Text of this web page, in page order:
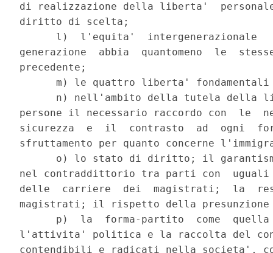
di realizzazione della liberta'
diritto di scelta;
l)  l'equita'  intergenerazionale
generazione  abbia  quantomeno  le
precedente;
m) le quattro liberta'
n) nell'ambito della tutela della
persone il necessario raccordo con  le
sicurezza  e  il  contrasto  ad  ogni
sfruttamento per quanto concerne
o) lo stato di diritto; il
nel contraddittorio tra parti con
delle  carriere  dei  magistrati;  la
magistrati; il rispetto della presunzione
p)  la  forma-partito  come
l'attivita' politica e la raccolta del
contendibili e radicati nella societa',